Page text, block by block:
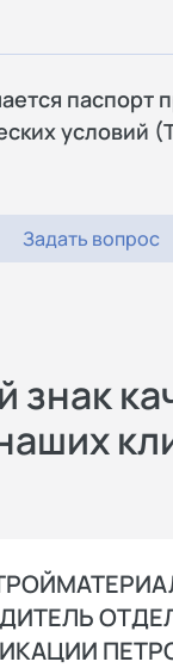
паспорт
условий
Задать вопрос
знак